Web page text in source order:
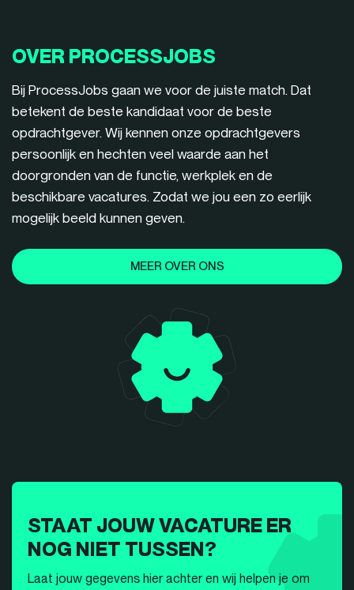
OVER PROCESSJOBS
Bij ProcessJobs gaan we voor de juiste match. Dat
betekent de beste kandidaat voor de beste
opdrachtgever. Wij kennen onze opdrachtgevers
persoonlijk en hechten veel waarde aan het
doorgronden van de functie, werkplek en de
beschikbare vacatures. Zodat we jou een zo eerlijk
mogelijk beeld kunnen geven.
MEER OVER ONS
STAAT JOUW VACATURE ER
NOG NIET TUSSEN?
Laat jouw gegevens hier achter en wij helpen je om